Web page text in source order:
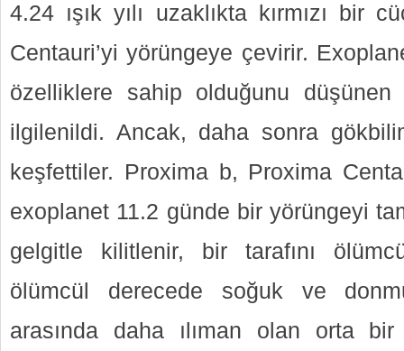
4.24 ışık yılı uzaklıkta kırmızı bir
Centauri’yi yörüngeye çevirir.
özelliklere sahip olduğunu düşünen
ilgilenildi. Ancak, daha sonra
keşfettiler. Proxima b, Proxima
exoplanet 11.2 günde bir yörüngeyi
gelgitle kilitlenir, bir tarafını
ölümcül derecede soğuk ve
arasında daha ılıman olan orta